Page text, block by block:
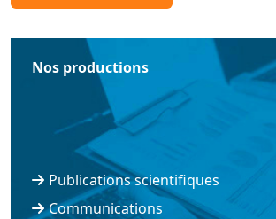
Nos productions
Publications scientifiques
Communications